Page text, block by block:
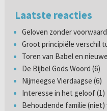
Laatste reacties
Geloven zonder
Groot principiële verschil
Toren van Babel en
De Bijbel Gods Woord (6)
Nijmeegse Vierdaagse (6)
Interesse in het geloof (1)
Behoudende familie